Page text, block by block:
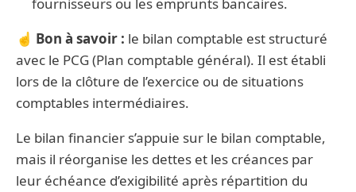
☝️ Bon à savoir : le bilan comptable est structuré
avec le PCG (Plan comptable général). Il est établi
lors de la clôture de l’exercice ou de situations
comptables intermédiaires.
Le bilan financier s’appuie sur le bilan comptable,
mais il réorganise les dettes et les créances par
leur échéance d’exigibilité après répartition du